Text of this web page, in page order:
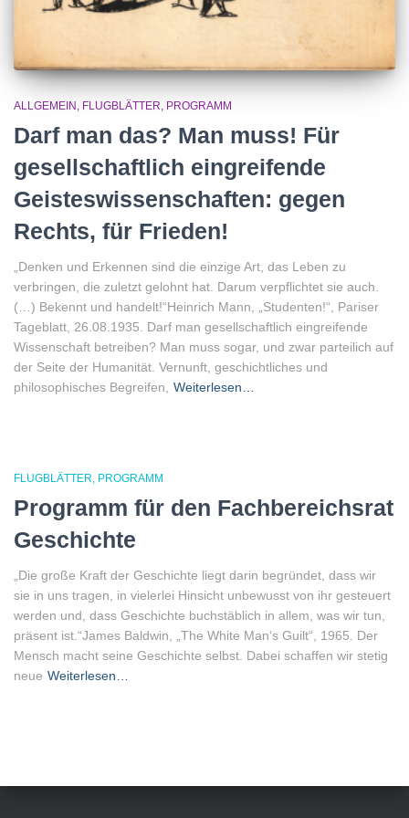
ALLGEMEIN FLUGBLÄTTER PROGRAMM
Darf man das? Man muss! Für
gesellschaftlich eingreifende
Geisteswissenschaften: gegen
Rechts, für Frieden!
„Denken und Erkennen sind die einzige Art, das Leben zu
verbringen, die zuletzt gelohnt hat. Darum verpflichtet sie auch.
(…) Bekennt und handelt!“Heinrich Mann, „Studenten!“, Pariser
Tageblatt, 26.08.1935. Darf man gesellschaftlich eingreifende
Wissenschaft betreiben? Man muss sogar, und zwar parteilich auf
der Seite der Humanität. Vernunft, geschichtliches und
philosophisches Begreifen,
Weiterlesen…
FLUGBLÄTTER PROGRAMM
Programm für den Fachbereichsrat
Geschichte
„Die große Kraft der Geschichte liegt darin begründet, dass wir
sie in uns tragen, in vielerlei Hinsicht unbewusst von ihr gesteuert
werden und, dass Geschichte buchstäblich in allem, was wir tun,
präsent ist.“James Baldwin, „The White Man‘s Guilt“, 1965. Der
Mensch macht seine Geschichte selbst. Dabei schaffen wir stetig
neue Weiterlesen…